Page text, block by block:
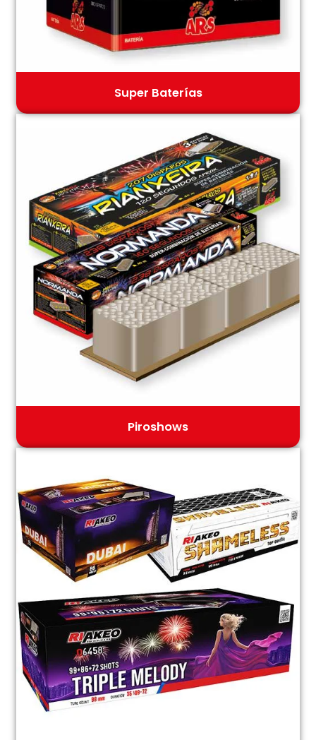
Super Baterías
Piroshows